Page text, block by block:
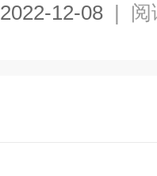
2022-12-08 | 阅